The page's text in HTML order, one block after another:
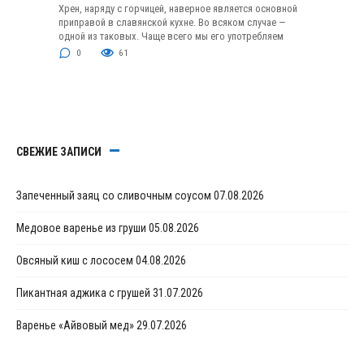
Хрен, наряду с горчицей, наверное является основной
приправой в славянской кухне. Во всяком случае —
одной из таковых. Чаще всего мы его употребляем
0 61
СВЕЖИЕ ЗАПИСИ
Запеченный заяц со сливочным соусом 07.08.2026
Медовое варенье из груши 05.08.2026
Овсяный киш с лососем 04.08.2026
Пикантная аджика с грушей 31.07.2026
Варенье «Айвовый мед» 29.07.2026